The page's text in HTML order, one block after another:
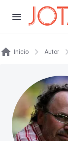
Início Autor